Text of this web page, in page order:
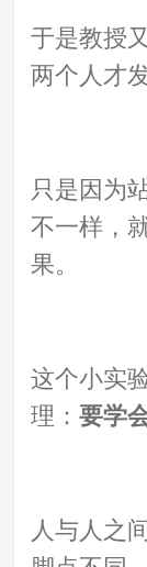
于是教授
两个人才
只是因为
不一样，
果。
这个小实
理： 要学
人与人之